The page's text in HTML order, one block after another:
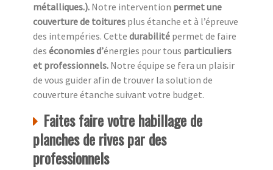
métalliques.). Notre intervention permet une
couverture de toitures plus étanche et à l’épreuve
des intempéries. Cette durabilité permet de faire
des économies d’énergies pour tous particuliers
et professionnels. Notre équipe se fera un plaisir
de vous guider afin de trouver la solution de
couverture étanche suivant votre budget.
Faites faire votre habillage de
planches de rives par des
professionnels